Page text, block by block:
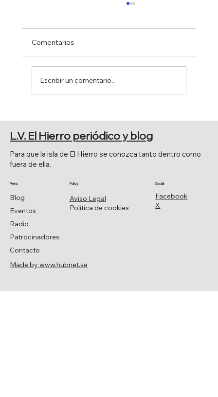
FERIA DE AGOSTO 2026
Comentarios
Escribir un comentario...
Facebook
X
Social
Aviso Legal
Política de cookies
Policy
Blog
Eventos
Radio
Patrocinadores
Contacto
Menu
Para que la isla de El Hierro se conozca tanto dentro como
fuera de ella.
L.V. El Hierro periódico y blog
Made by www.hubnet.se